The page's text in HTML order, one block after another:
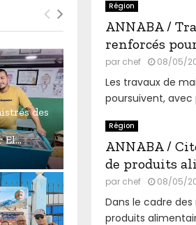
Région
ANNABA /
renforcés
par chef 08/05/
Les travaux de
poursuivent, avec
Région
ANNABA /
de produits
par chef 08/05/
Dans le cadre
produits
des
El...